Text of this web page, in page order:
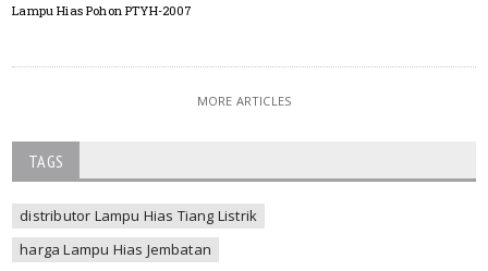
Lampu Hias Pohon PTYH-2007
MORE ARTICLES
TAGS
distributor Lampu Hias Tiang Listrik
harga Lampu Hias Jembatan